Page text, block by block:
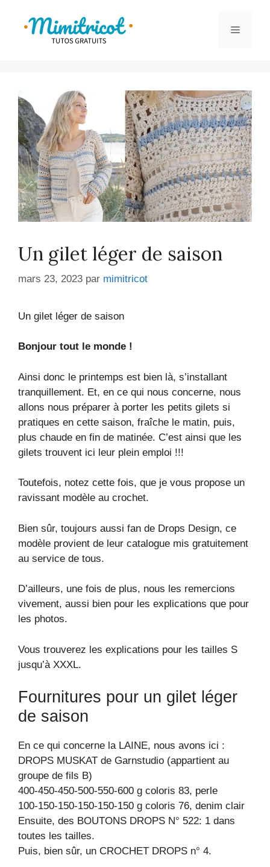
contenu
Menu
Un gilet léger de saison
mars 23, 2023 par mimitricot
Un gilet léger de saison
Bonjour tout le monde !
Ainsi donc le printemps est bien là, s’installant
tranquillement. Et, en ce qui nous concerne, nous
allons nous préparer à porter les petits gilets si
pratiques en cette saison, fraîche le matin, puis,
plus chaude en fin de matinée. C’est ainsi que les
gilets trouvent ici leur plein emploi !!!
Toutefois, notez cette fois, que je vous propose un
ravissant modèle au crochet.
Bien sûr, toujours aussi fan de Drops Design, ce
modèle provient de leur catalogue mis gratuitement
au service de tous.
D’ailleurs, une fois de plus, nous les remercions
vivement, aussi bien pour les explications que pour
les photos.
Vous trouverez les explications pour les tailles S
jusqu’à XXXL.
Fournitures pour un gilet léger
de saison
En ce qui concerne la LAINE, nous avons ici :
DROPS MUSKAT de Garnstudio (appartient au
groupe de fils B)
400-450-450-500-550-600 g coloris 83, perle
100-150-150-150-150-150 g coloris 76, denim clair
Ensuite, des BOUTONS DROPS N° 522: 1 dans
toutes les tailles.
Puis, bien sûr, un CROCHET DROPS n° 4.